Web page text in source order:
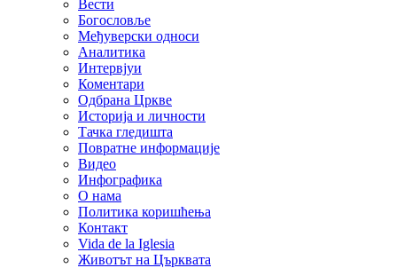
Вести
Богословље
Међуверски односи
Аналитика
Интервјуи
Коментари
Одбрана Цркве
Историја и личности
Тачка гледишта
Повратне информације
Видео
Инфографика
О нама
Политика коришћења
Контакт
Vida de la Iglesia
Животът на Църквата